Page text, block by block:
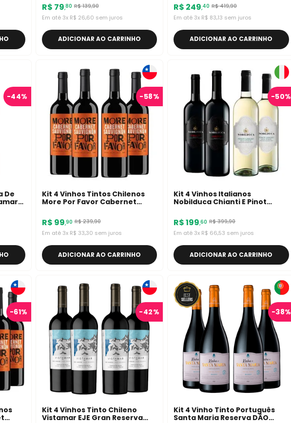
R$ 79,80 R$139,90
Em até 3x R$ 26,60 sem juros
ADICIONAR AO CARRINHO
R$ 249,40 R$419,90
Em até 3x R$ 83,13 sem juros
ADICIONAR AO CARRINHO
-44%
De
-58%
Kit 4 Vinhos Tintos Chilenos
More Por Favor Cabernet
R$ 99,90 R$239,90
Em até 3x R$ 33,30 sem juros
ADICIONAR AO CARRINHO
-50%
Kit 4 Vinhos Italianos
Nobilduca Chianti E Pinot
R$199,60 R$399,90
Em até 3x R$ 66,53 sem juros
ADICIONAR AO CARRINHO
-61% -42%
Kit 4 Vinhos Tinto Chileno
Vistamar EJE Gran Reserva
-38%
Kit 4 Vinho Tinto Português
Santa Maria Reserva DÃO